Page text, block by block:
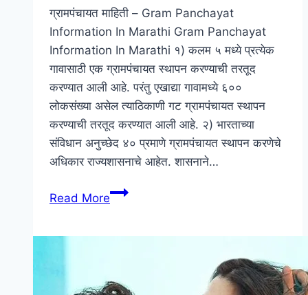
ग्रामपंचायत माहिती – Gram Panchayat
Information In Marathi Gram Panchayat
Information In Marathi १) कलम ५ मध्ये प्रत्येक
गावासाठी एक ग्रामपंचायत स्थापन करण्याची तरतूद
करण्यात आली आहे. परंतु एखाद्या गावामध्ये ६००
लोकसंख्या असेल त्याठिकाणी गट ग्रामपंचायत स्थापन
करण्याची तरतूद करण्यात आली आहे. २) भारताच्या
संविधान अनुच्छेद ४० प्रमाणे ग्रामपंचायत स्थापन करणेचे
अधिकार राज्यशासनाचे आहेत. शासनाने…
Read Moreग्रामपंचायत
Panchayat